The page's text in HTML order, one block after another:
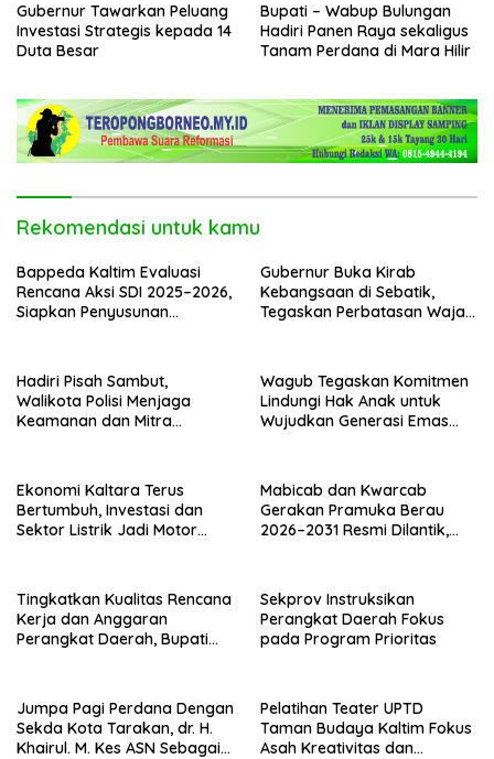
Gubernur Tawarkan Peluang
Investasi Strategis kepada 14
Duta Besar
Bupati – Wabup Bulungan
Hadiri Panen Raya sekaligus
Tanam Perdana di Mara Hilir
Rekomendasi untuk kamu
Bappeda Kaltim Evaluasi
Rencana Aksi SDI 2025–2026,
Siapkan Penyusunan
Gubernur Buka Kirab
Kebangsaan di Sebatik,
Tegaskan Perbatasan Wajah
Hadiri Pisah Sambut,
Walikota Polisi Menjaga
Keamanan dan Mitra
Wagub Tegaskan Komitmen
Lindungi Hak Anak untuk
Wujudkan Generasi Emas
Ekonomi Kaltara Terus
Bertumbuh, Investasi dan
Sektor Listrik Jadi Motor
Mabicab dan Kwarcab
Gerakan Pramuka Berau
2026–2031 Resmi Dilantik,
Tingkatkan Kualitas Rencana
Kerja dan Anggaran
Perangkat Daerah, Bupati
Sekprov Instruksikan
Perangkat Daerah Fokus
pada Program Prioritas
Jumpa Pagi Perdana Dengan
Sekda Kota Tarakan, dr. H.
Khairul. M. Kes ASN Sebagai
Pelatihan Teater UPTD
Taman Budaya Kaltim Fokus
Asah Kreativitas dan